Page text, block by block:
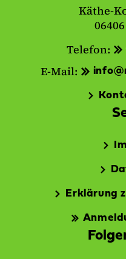
Käthe-
Telefon:
E-Mail:
Erklärung